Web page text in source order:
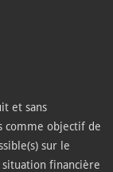
et sans
comme objectif de
sur le
financière